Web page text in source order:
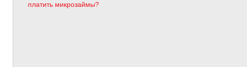
платить микрозаймы?